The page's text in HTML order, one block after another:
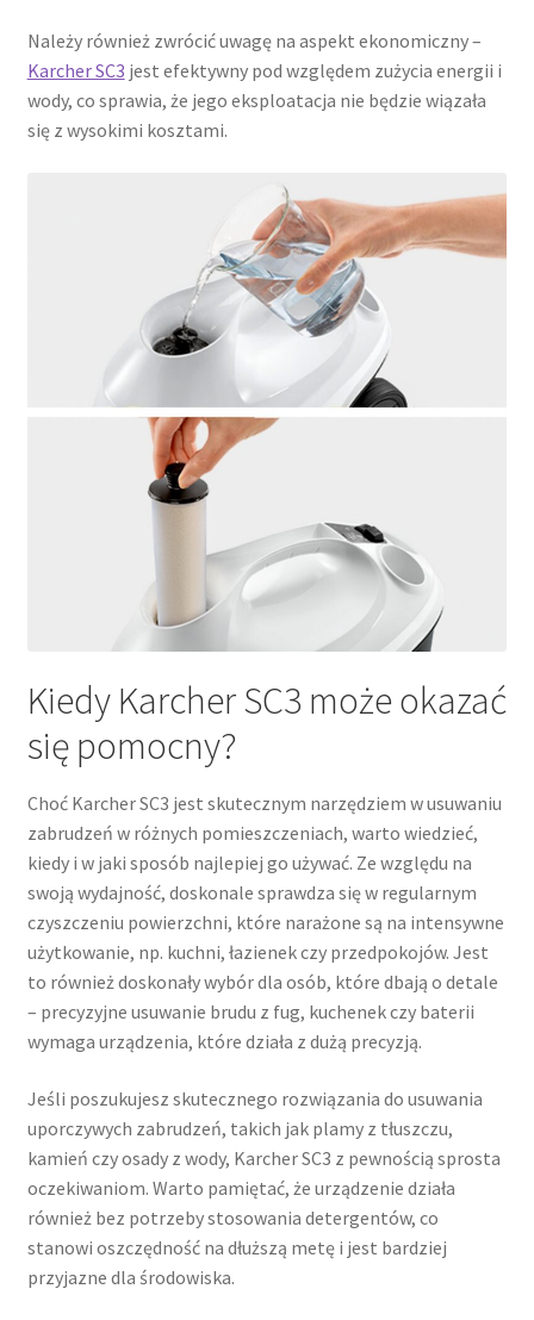
Należy również zwrócić uwagę na aspekt ekonomiczny –
Karcher SC3 jest efektywny pod względem zużycia energii i
wody, co sprawia, że jego eksploatacja nie będzie wiązała
się z wysokimi kosztami.
Kiedy Karcher SC3 może okazać
się pomocny?
Choć Karcher SC3 jest skutecznym narzędziem w usuwaniu
zabrudzeń w różnych pomieszczeniach, warto wiedzieć,
kiedy i w jaki sposób najlepiej go używać. Ze względu na
swoją wydajność, doskonale sprawdza się w regularnym
czyszczeniu powierzchni, które narażone są na intensywne
użytkowanie, np. kuchni, łazienek czy przedpokojów. Jest
to również doskonały wybór dla osób, które dbają o detale
– precyzyjne usuwanie brudu z fug, kuchenek czy baterii
wymaga urządzenia, które działa z dużą precyzją.
Jeśli poszukujesz skutecznego rozwiązania do usuwania
uporczywych zabrudzeń, takich jak plamy z tłuszczu,
kamień czy osady z wody, Karcher SC3 z pewnością sprosta
oczekiwaniom. Warto pamiętać, że urządzenie działa
również bez potrzeby stosowania detergentów, co
stanowi oszczędność na dłuższą metę i jest bardziej
przyjazne dla środowiska.